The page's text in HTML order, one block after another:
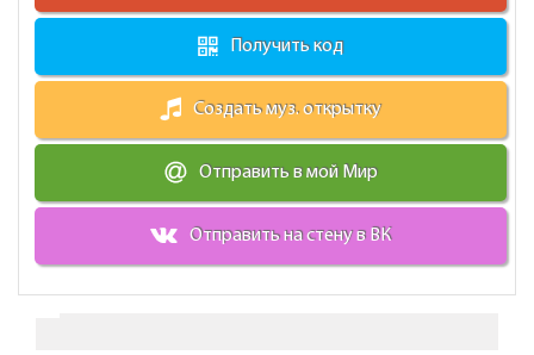
Получить код
Создать муз. открытку
Отправить в мой Мир
Отправить на стену в ВК